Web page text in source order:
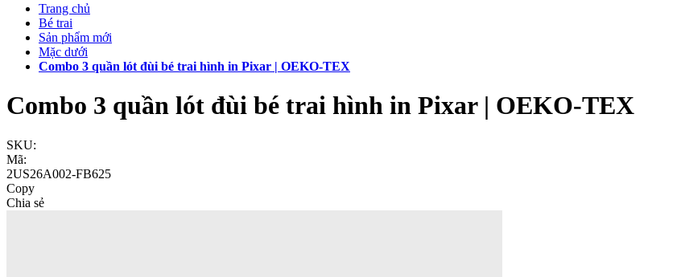
Trang chủ
Bé trai
Sản phẩm mới
Mặc dưới
Combo 3 quần lót đùi bé trai hình in Pixar | OEKO-TEX
Combo 3 quần lót đùi bé trai hình in Pixar | OEKO-TEX
SKU:
Mã:
2US26A002-FB625
Copy
Chia sẻ